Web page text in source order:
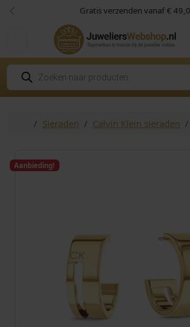
Skip to content
Skip to footer Gratis verzenden vanaf €
Vorige
P
o
d
o
e
HomeSieraden Calvin Klein sieraden
Aanbieding!